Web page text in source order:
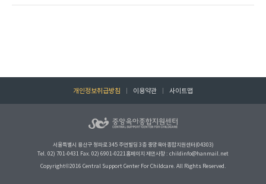
개인정보취급방침 이용약관 사이트맵
서울특별시 용산구 청파로 345 주연빌딩 3층 중앙육아종합지원센터(04303)
Tel. 02) 701-0431 Fax. 02) 6901-0221홈페이지 제안사항 : childinfo@hanmail.net
Copyright©2016 Central Support Center For Childcare. All Rights Reserved.